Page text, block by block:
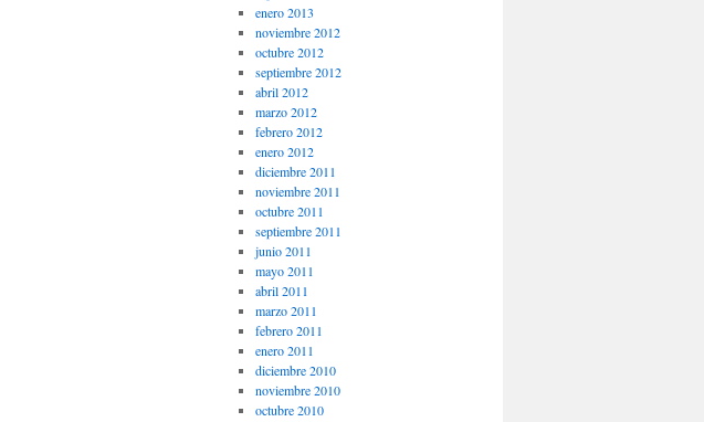
enero 2013
noviembre 2012
octubre 2012
septiembre 2012
abril 2012
marzo 2012
febrero 2012
enero 2012
diciembre 2011
noviembre 2011
octubre 2011
septiembre 2011
junio 2011
mayo 2011
abril 2011
marzo 2011
febrero 2011
enero 2011
diciembre 2010
noviembre 2010
octubre 2010